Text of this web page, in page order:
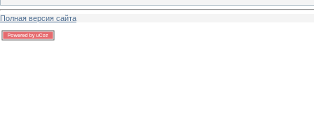
Полная версия сайта